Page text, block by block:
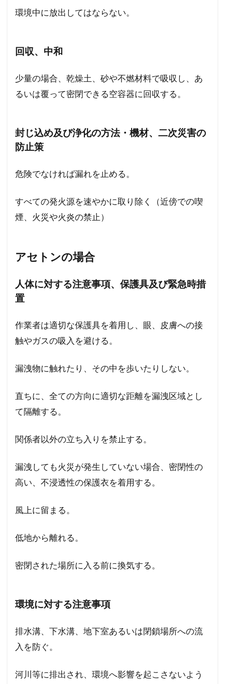
環境中に放出してはならない。
回収、中和
少量の場合、乾燥土、砂や不燃材料で吸収し、あ
るいは覆って密閉できる空容器に回収する。
封じ込め及び浄化の方法・機材、二次災害の
防止策
危険でなければ漏れを止める。
すべての発火源を速やかに取り除く（近傍での喫
煙、火災や火炎の禁止）
アセトンの場合
人体に対する注意事項、保護具及び緊急時措
置
作業者は適切な保護具を着用し、眼、皮膚への接
触やガスの吸入を避ける。
漏洩物に触れたり、その中を歩いたりしない。
直ちに、全ての方向に適切な距離を漏洩区域とし
て隔離する。
関係者以外の立ち入りを禁止する。
漏洩しても火災が発生していない場合、密閉性の
高い、不浸透性の保護衣を着用する。
風上に留まる。
低地から離れる。
密閉された場所に入る前に換気する。
環境に対する注意事項
排水溝、下水溝、地下室あるいは閉鎖場所への流
入を防ぐ。
河川等に排出され、環境へ影響を起こさないよう